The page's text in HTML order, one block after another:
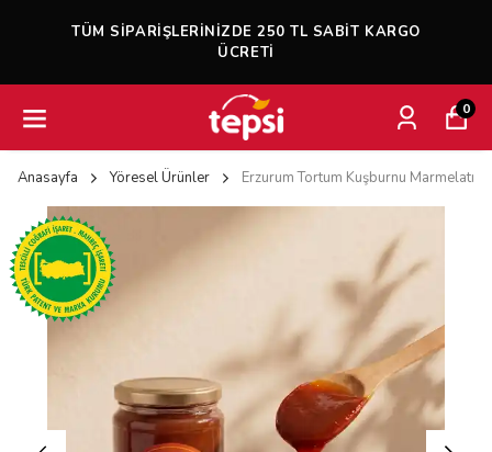
TÜM SIPARIŞLERINIZDE 250 TL SABIT KARGO
ÜCRETI
0
Anasayfa Yöresel Ürünler Erzurum Tortum Kuşburnu Marmelatı